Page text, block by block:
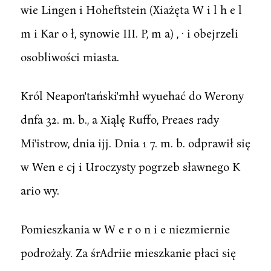
wie Lingen i Hoheftstein (Xiażęta W i l h e l
m i Kar o ł, synowie III. P, m a) , · i obejrzeli
osobliwości miasta.
Król Neapon'tański'mhł wyuehać do Werony
dnfa 32. m. b., a Xiąlę Ruffo, Preaes rady
Mi'istrow, dnia ijj. Dnia 1 7. m. b. odprawił się
w Wen e cj i Uroczysty pogrzeb sławnego K
ario wy.
Pomieszkania w W e r o n i e niezmiernie
podrożały. Za śrAdriie mieszkanie płaci się